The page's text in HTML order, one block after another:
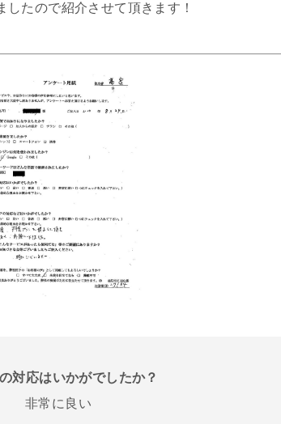
たので紹介させて頂きます！
対応はいかがでしたか？
非常に良い